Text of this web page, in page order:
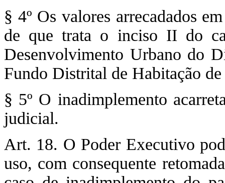
§ 4º Os valores arrecadados
de que trata o inciso II do
Desenvolvimento Urbano do
Fundo Distrital de Habitação
§ 5º O inadimplemento
judicial.
Art. 18. O Poder Executivo
uso, com consequente